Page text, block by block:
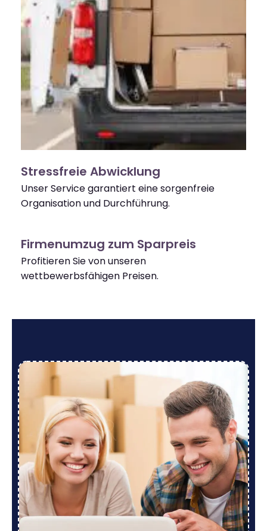
Stressfreie Abwicklung
Unser Service garantiert eine sorgenfreie
Organisation und Durchführung.
Firmenumzug zum Sparpreis
Profitieren Sie von unseren
wettbewerbsfähigen Preisen.